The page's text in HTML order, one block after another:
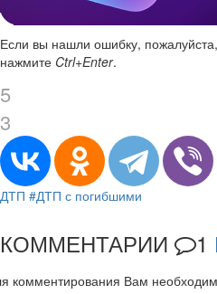
Если вы нашли ошибку,
нажмите Ctrl+Enter.
5
3
ДТП #ДТП с погибшими
КОММЕНТАРИИ 1
комментирования Вам